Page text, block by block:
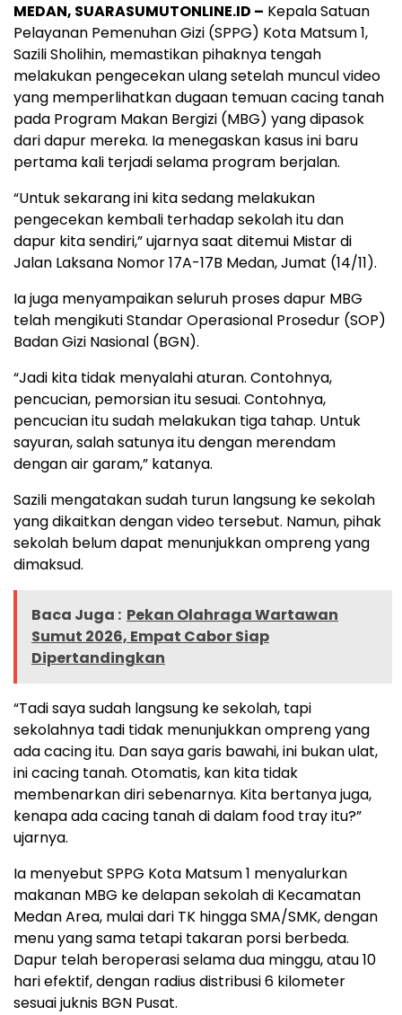
MEDAN, SUARASUMUTONLINE.ID – Kepala Satuan
Pelayanan Pemenuhan Gizi (SPPG) Kota Matsum 1,
Sazili Sholihin, memastikan pihaknya tengah
melakukan pengecekan ulang setelah muncul video
yang memperlihatkan dugaan temuan cacing tanah
pada Program Makan Bergizi (MBG) yang dipasok
dari dapur mereka. Ia menegaskan kasus ini baru
pertama kali terjadi selama program berjalan.
“Untuk sekarang ini kita sedang melakukan
pengecekan kembali terhadap sekolah itu dan
dapur kita sendiri,” ujarnya saat ditemui Mistar di
Jalan Laksana Nomor 17A-17B Medan, Jumat (14/11).
Ia juga menyampaikan seluruh proses dapur MBG
telah mengikuti Standar Operasional Prosedur (SOP)
Badan Gizi Nasional (BGN).
“Jadi kita tidak menyalahi aturan. Contohnya,
pencucian, pemorsian itu sesuai. Contohnya,
pencucian itu sudah melakukan tiga tahap. Untuk
sayuran, salah satunya itu dengan merendam
dengan air garam,” katanya.
Sazili mengatakan sudah turun langsung ke sekolah
yang dikaitkan dengan video tersebut. Namun, pihak
sekolah belum dapat menunjukkan ompreng yang
dimaksud.
Baca Juga : Pekan Olahraga Wartawan
Sumut 2026, Empat Cabor Siap
Dipertandingkan
“Tadi saya sudah langsung ke sekolah, tapi
sekolahnya tadi tidak menunjukkan ompreng yang
ada cacing itu. Dan saya garis bawahi, ini bukan ulat,
ini cacing tanah. Otomatis, kan kita tidak
membenarkan diri sebenarnya. Kita bertanya juga,
kenapa ada cacing tanah di dalam food tray itu?”
ujarnya.
Ia menyebut SPPG Kota Matsum 1 menyalurkan
makanan MBG ke delapan sekolah di Kecamatan
Medan Area, mulai dari TK hingga SMA/SMK, dengan
menu yang sama tetapi takaran porsi berbeda.
Dapur telah beroperasi selama dua minggu, atau 10
hari efektif, dengan radius distribusi 6 kilometer
sesuai juknis BGN Pusat.